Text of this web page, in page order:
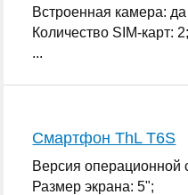
Встроенная камера: да
Количество SIM-карт: 2;
...
Смартфон ThL T6S
Версия операционной
Размер экрана: 5";